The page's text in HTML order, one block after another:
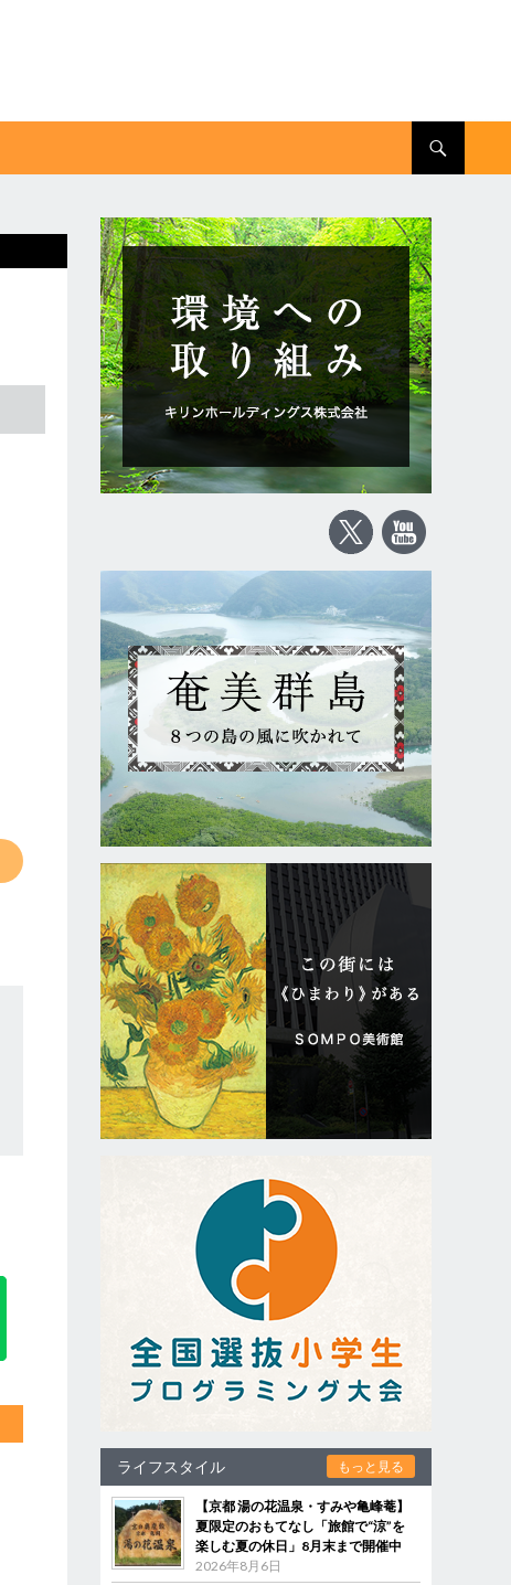
ライフスタイル もっと見る
【京都 湯の花温泉・すみや亀峰菴】
夏限定のおもてなし「旅館で“涼”を
楽しむ夏の休日」8月末まで開催中
2026年8月6日